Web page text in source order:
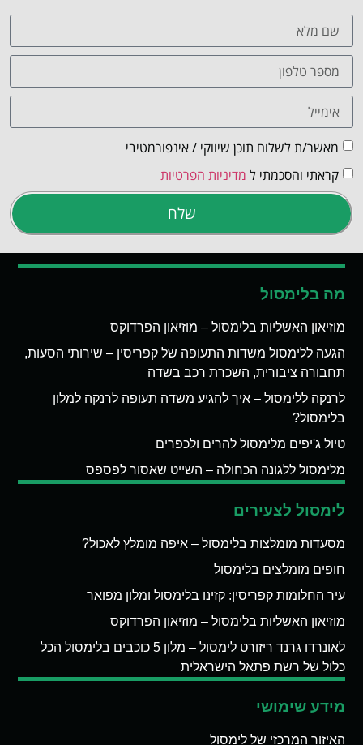
מאשר/ת לשלוח תוכן שיווקי / אינפורמטיבי
קראתי והסכמתי ל מדיניות הפרטיות
שלח
מה בלימסול
מוזיאון האשליות בלימסול – מוזיאון הפרדוקס
הגעה ללימסול משדות התעופה של קפריסין – שירותי הסעות,
תחבורה ציבורית, השכרת רכב בשדה
לרנקה ללימסול – איך להגיע משדה תעופה לרנקה למלון
בלימסול?
טיול ג'יפים מלימסול להרים ולכפרים
מלימסול ללגונה הכחולה – השייט שאסור לפספס
לימסול לצעירים
מסעדות מומלצות בלימסול – איפה מומלץ לאכול?
חופים מומלצים בלימסול
עיר החלומות קפריסין: קזינו בלימסול ומלון מפואר
מוזיאון האשליות בלימסול – מוזיאון הפרדוקס
לאונרדו גרנד ריזורט לימסול – מלון 5 כוכבים בלימסול הכל
כלול של רשת פתאל הישראלית
מידע שימושי
האיזור המרכזי של לימסול